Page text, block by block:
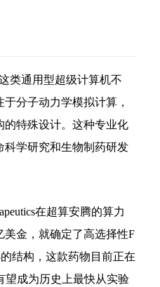
类通用型超级计算机不
分子动力学模拟计算，
的特殊设计。这种专业化
科学研究和生物制药研发
在超算安腾的算力
美金，就确定了高选择性F
结构，这款药物目前正在
望成为历史上最快从实验